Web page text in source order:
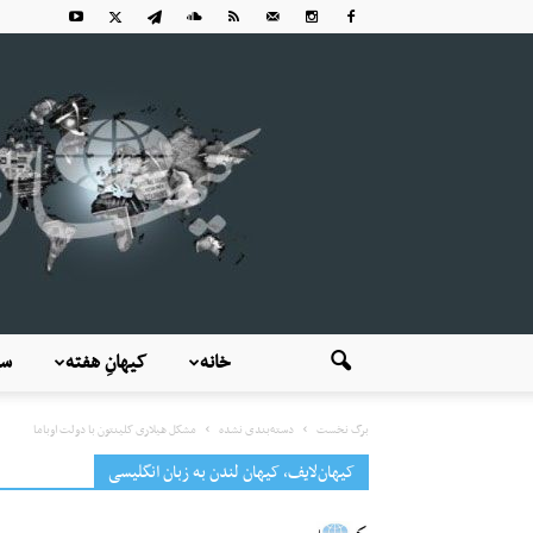
کیهانِ هفته خانه
برگ نخست دسته‌بندی نشده مشکل هیلاری کلینتون با دولت اوباما
کیهان‌لایف، کیهان لندن به زبان انگلیسی